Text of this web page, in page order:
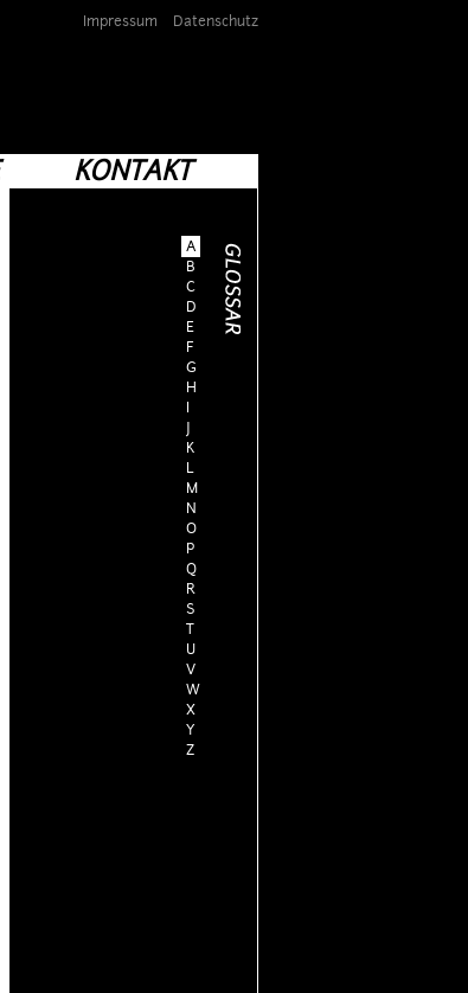
Impressum Datenschutz
KONTAKT
A
B
C
D
E
F
G
H
I
J
K
L
M
N
O
P
Q
R
S
T
U
V
W
X
Y
Z